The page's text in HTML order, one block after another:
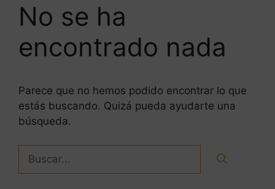
No se ha
encontrado nada
Parece que no hemos podido encontrar lo que
estás buscando. Quizá pueda ayudarte una
búsqueda.